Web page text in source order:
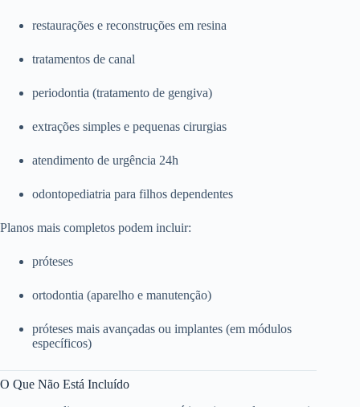
restaurações e reconstruções em resina
tratamentos de canal
periodontia (tratamento de gengiva)
extrações simples e pequenas cirurgias
atendimento de urgência 24h
odontopediatria para filhos dependentes
Planos mais completos podem incluir:
próteses
ortodontia (aparelho e manutenção)
próteses mais avançadas ou implantes (em módulos
específicos)
O Que Não Está Incluído